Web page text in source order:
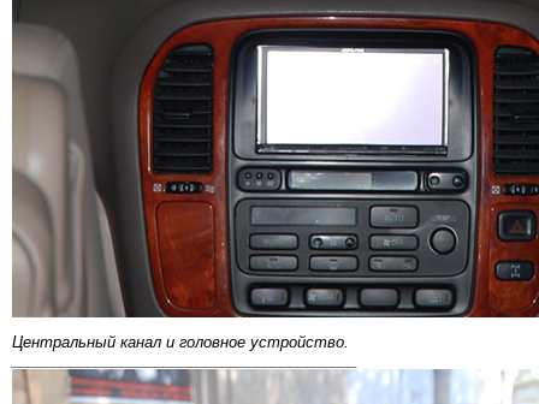
Центральный канал и головное устройство.